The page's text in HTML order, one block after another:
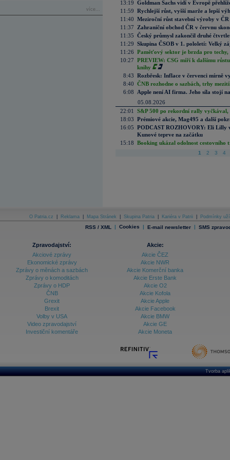
více...
13:19 Goldman Sachs vidí v Evropě
11:59 Rychlejší růst, vyšší marže a lepší
11:40 Meziroční růst stavební výroby v
11:37
Zahraniční obchod ČR v červnu
11:35 Český průmysl zakončil druhé
11:29 Skupina ČSOB v 1. pololetí: Velký
11:26 Paměťový sektor je brzda pro techy,
10:27 PREVIEW: CSG míří k dalšímu
knihy
8:43 Rozbřesk: Inflace v červenci mírně
8:40 ČNB rozhodne o sazbách, trhy
6:08
Apple není AI firma. Jeho síla stojí
05.08.2026
22:01
S&P 500 po rekordní rally vyčkával,
18:03 Prémiové akcie, Mag495 a další
16:05 PODCAST ROZHOVORY: Eli Lilly
Kunové teprve na začátku
15:18 Booking ukázal odolnost cestovního
1 2 3 4
O Patria.cz Reklama Mapa Stránek Skupina Patria Kariéra v Patrii Podmínky
RSS / XML | Cookies | E-mail newsletter | SMS
Zpravodajství:
Akciové zprávy
Ekonomické zprávy
Zprávy o měnách a sazbách
Zprávy o komoditách
Zprávy o HDP
ČNB
Grexit
Brexit
Volby v USA
Video zpravodajství
Investiční komentáře
Akcie:
Akcie ČEZ
Akcie NWR
Akcie Komerční banka
Akcie Erste Bank
Akcie O2
Akcie Kofola
Akcie Apple
Akcie Facebook
Akcie BMW
Akcie GE
Akcie Moneta
Tvorba